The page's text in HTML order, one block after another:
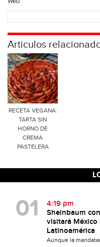
Articulos
RECETA VEGANA:
TARTA SIN
HORNO DE
CREMA
PASTELERA
4:19 pm
Sheinbaum
visitará
Latinoamérica
Aunque la